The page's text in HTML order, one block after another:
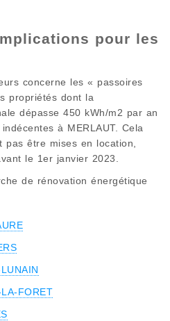
pour les
concerne les « passoires
propriétés dont la
dépasse 450 kWh/m2 par an
à MERLAUT. Cela
pas être mises en location,
le 1er janvier 2023.
de rénovation énergétique
FORET